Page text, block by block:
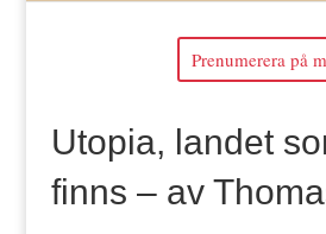
Prenumerera på
Utopia, landet
finns – av